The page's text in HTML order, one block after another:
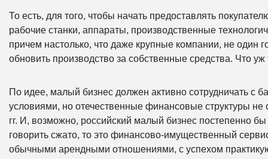
То есть, для того, чтобы начать предоставлять
рабочие станки, аппараты, производственные
причем настолько, что даже крупные компании, не один
обновить производство за собственные средства. Что
По идее, малый бизнес должен активно сотрудничать
условиями, но отечественные финансовые структуры
гг. И, возможно, российский малый бизнес постепенно
говорить сжато, то это финансово-имущественный
обычными арендными отношениями, с успехом